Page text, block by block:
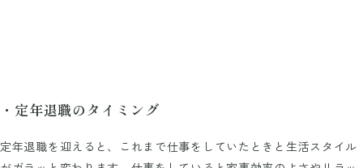
・定年退職のタイミング
定年退職を迎えると、これまで仕事をしていたときと生活スタイル